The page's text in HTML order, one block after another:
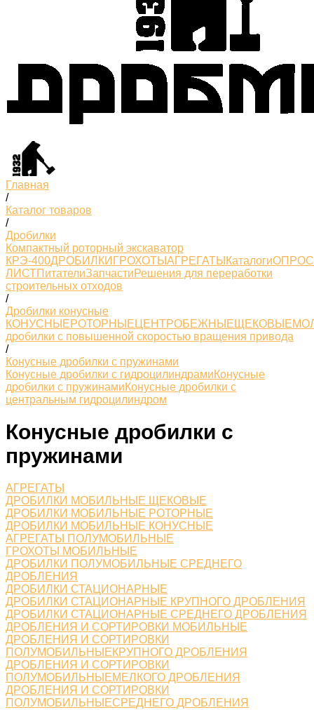
Главная
/
Каталог товаров
/
Дробилки
Компактный роторный экскаватор
КРЭ-400ДРОБИЛКИ ГРОХОТЫ АГРЕГАТЫ Каталоги
ЛИСТПитателиЗапчастиРешения для переработки
строительных отходов
/
Дробилки конусные
КОНУСНЫЕРОТОРНЫЕ ЦЕНТРОБЕЖНЫЕ ЩЕКОВЫЕ
дробилки с повышенной скоростью вращения привода
/
Конусные дробилки с пружинами
Конусные дробилки с гидроцилиндрамиКонусные
дробилки с пружинамиКонусные дробилки с
центральным гидроцилиндром
Конусные дробилки с
пружинами
АГРЕГАТЫ
ДРОБИЛКИ МОБИЛЬНЫЕ ЩЕКОВЫЕ
ДРОБИЛКИ МОБИЛЬНЫЕ РОТОРНЫЕ
ДРОБИЛКИ МОБИЛЬНЫЕ КОНУСНЫЕ
АГРЕГАТЫ ПОЛУМОБИЛЬНЫЕ
ГРОХОТЫ МОБИЛЬНЫЕ
ДРОБИЛКИ ПОЛУМОБИЛЬНЫЕ СРЕДНЕГО
ДРОБЛЕНИЯ
ДРОБИЛКИ СТАЦИОНАРНЫЕ
ДРОБИЛКИ СТАЦИОНАРНЫЕ КРУПНОГО ДРОБЛЕНИЯ
ДРОБИЛКИ СТАЦИОНАРНЫЕ СРЕДНЕГО ДРОБЛЕНИЯ
ДРОБЛЕНИЯ И СОРТИРОВКИ МОБИЛЬНЫЕ
ДРОБЛЕНИЯ И СОРТИРОВКИ
ПОЛУМОБИЛЬНЫЕКРУПНОГО ДРОБЛЕНИЯ
ДРОБЛЕНИЯ И СОРТИРОВКИ
ПОЛУМОБИЛЬНЫЕМЕЛКОГО ДРОБЛЕНИЯ
ДРОБЛЕНИЯ И СОРТИРОВКИ
ПОЛУМОБИЛЬНЫЕСРЕДНЕГО ДРОБЛЕНИЯ